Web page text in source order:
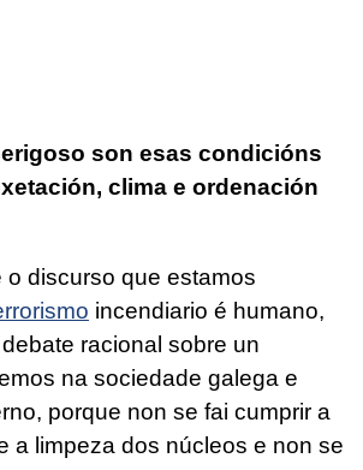
son esas condicións
clima e ordenación
o discurso que estamos
incendiario é humano,
racional sobre un
na sociedade galega e
porque non se fai cumprir a
a limpeza dos núcleos e non se